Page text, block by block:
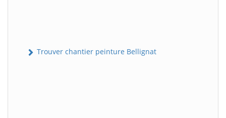
Trouver chantier peinture Bellignat